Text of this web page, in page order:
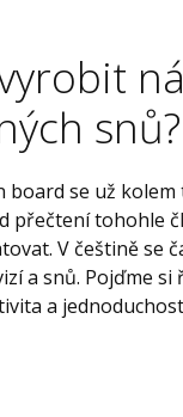
board se už
přečtení tohohle
V češtině se
a snů. Pojďme si
a